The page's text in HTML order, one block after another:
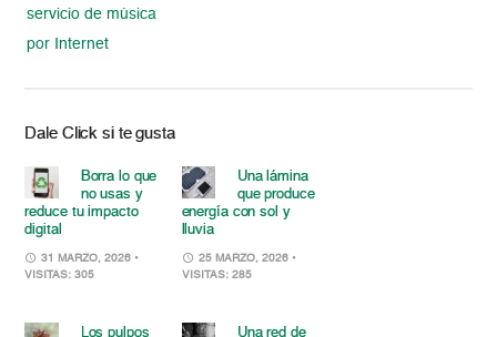
servicio de música
por Internet
Dale Click si te gusta
Borra lo que
no usas y
reduce tu impacto
digital
31 MARZO, 2026 •
VISITAS: 305
Una lámina
que produce
energía con sol y
lluvia
25 MARZO, 2026 •
VISITAS: 285
Los pulpos
Una red de